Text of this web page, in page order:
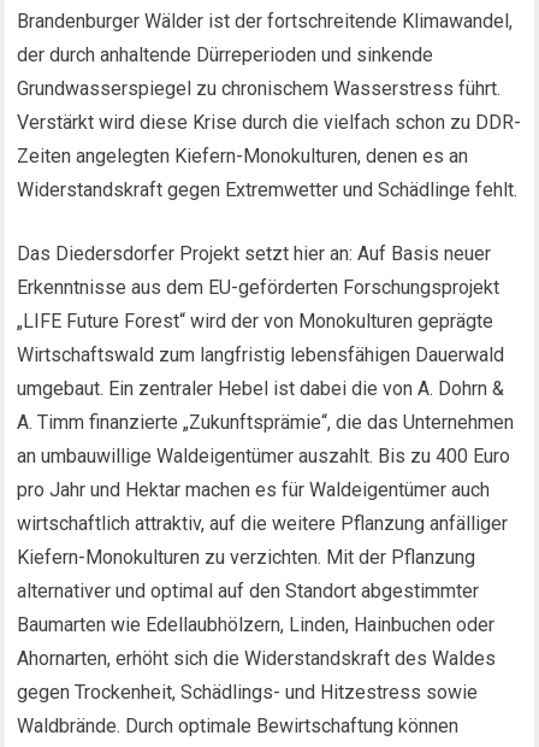
Brandenburger Wälder ist der fortschreitende Klimawandel,
der durch anhaltende Dürreperioden und sinkende
Grundwasserspiegel zu chronischem Wasserstress führt.
Verstärkt wird diese Krise durch die vielfach schon zu DDR-
Zeiten angelegten Kiefern-Monokulturen, denen es an
Widerstandskraft gegen Extremwetter und Schädlinge fehlt.
Das Diedersdorfer Projekt setzt hier an: Auf Basis neuer
Erkenntnisse aus dem EU-geförderten Forschungsprojekt
„LIFE Future Forest“ wird der von Monokulturen geprägte
Wirtschaftswald zum langfristig lebensfähigen Dauerwald
umgebaut. Ein zentraler Hebel ist dabei die von A. Dohrn &
A. Timm finanzierte „Zukunftsprämie“, die das Unternehmen
an umbauwillige Waldeigentümer auszahlt. Bis zu 400 Euro
pro Jahr und Hektar machen es für Waldeigentümer auch
wirtschaftlich attraktiv, auf die weitere Pflanzung anfälliger
Kiefern-Monokulturen zu verzichten. Mit der Pflanzung
alternativer und optimal auf den Standort abgestimmter
Baumarten wie Edellaubhölzern, Linden, Hainbuchen oder
Ahornarten, erhöht sich die Widerstandskraft des Waldes
gegen Trockenheit, Schädlings- und Hitzestress sowie
Waldbrände. Durch optimale Bewirtschaftung können